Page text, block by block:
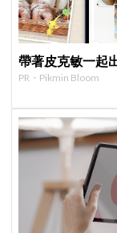
帶著皮克敏一起
PR・Pikmin Bloom